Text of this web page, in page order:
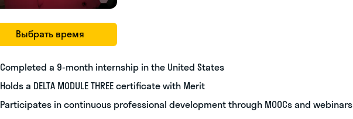
Выбрать время
Completed a 9-month internship in the United States
Holds a DELTA MODULE THREE certificate with Merit
Participates in continuous professional development through MOOCs and webinars